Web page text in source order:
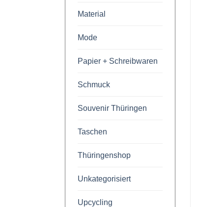
Material
Mode
Papier + Schreibwaren
Schmuck
Souvenir Thüringen
Taschen
Thüringenshop
Unkategorisiert
Upcycling